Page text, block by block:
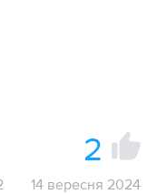
2
14 вересня 2024